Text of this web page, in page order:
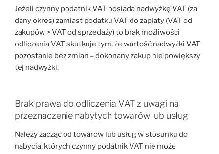
Jeżeli czynny podatnik VAT posiada nadwyżkę VAT (za
dany okres) zamiast podatku VAT do zapłaty (VAT od
zakupów > VAT od sprzedaży) to brak możliwości
odliczenia VAT skutkuje tym, że wartość nadwyżki VAT
pozostanie bez zmian – dokonany zakup nie powiększy
tej nadwyżki.
Brak prawa do odliczenia VAT z uwagi na
przeznaczenie nabytych towarów lub usług
Należy zacząć od towarów lub usług w stosunku do
nabycia, których czynny podatnik VAT nie może